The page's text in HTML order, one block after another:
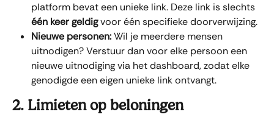
platform bevat een unieke link. Deze link is slechts
één keer geldig voor één specifieke doorverwijzing.
Nieuwe personen: Wil je meerdere mensen
uitnodigen? Verstuur dan voor elke persoon een
nieuwe uitnodiging via het dashboard, zodat elke
genodigde een eigen unieke link ontvangt.
2. Limieten op beloningen